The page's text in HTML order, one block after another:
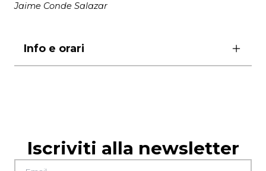
Jaime Conde Salazar
Info e orari
Iscriviti alla newsletter